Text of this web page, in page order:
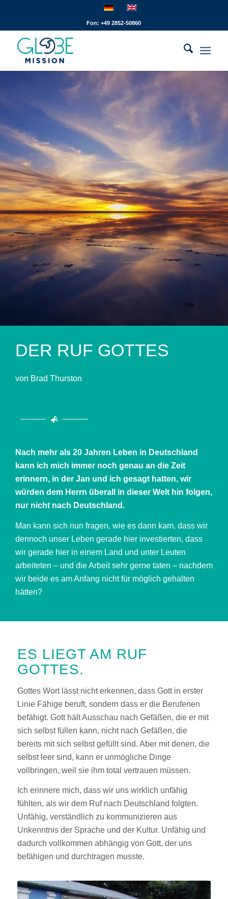
Fon: +49 2852-50860
DER RUF GOTTES
von Brad Thurston
Nach mehr als 20 Jahren Leben in Deutschland
kann ich mich immer noch genau an die Zeit
erinnern, in der Jan und ich gesagt hatten, wir
würden dem Herrn überall in dieser Welt hin folgen,
nur nicht nach Deutschland.
Man kann sich nun fragen, wie es dann kam, dass wir
dennoch unser Leben gerade hier investierten, dass
wir gerade hier in einem Land und unter Leuten
arbeiteten – und die Arbeit sehr gerne taten – nachdem
wir beide es am Anfang nicht für möglich gehalten
hätten?
ES LIEGT AM RUF
GOTTES.
Gottes Wort lässt nicht erkennen, dass Gott in erster
Linie Fähige beruft, sondern dass er die Berufenen
befähigt. Gott hält Ausschau nach Gefäßen, die er mit
sich selbst füllen kann, nicht nach Gefäßen, die
bereits mit sich selbst gefüllt sind. Aber mit denen, die
selbst leer sind, kann er unmögliche Dinge
vollbringen, weil sie ihm total vertrauen müssen.
Ich erinnere mich, dass wir uns wirklich unfähig
fühlten, als wir dem Ruf nach Deutschland folgten.
Unfähig, verständlich zu kommunizieren aus
Unkenntnis der Sprache und der Kultur. Unfähig und
dadurch vollkommen abhängig von Gott, der uns
befähigen und durchtragen musste.